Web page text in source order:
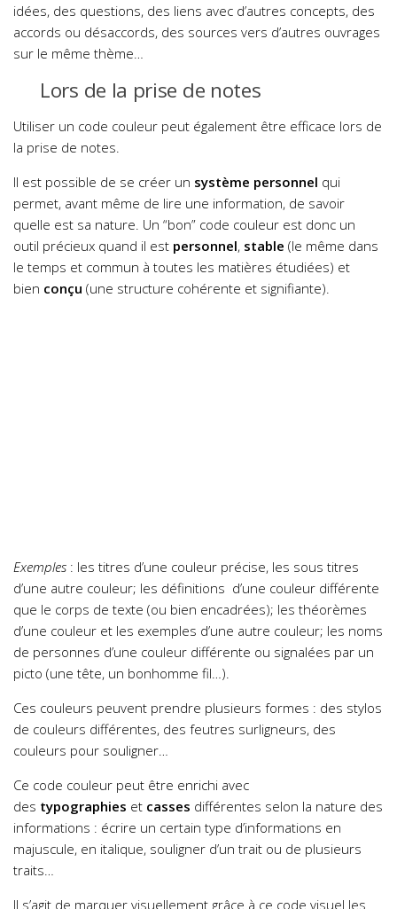
idées, des questions, des liens avec d’autres concepts, des
accords ou désaccords, des sources vers d’autres ouvrages
sur le même thème…
Lors de la prise de notes
Utiliser un code couleur peut également être efficace lors de
la prise de notes.
ll est possible de se créer un système personnel qui
permet, avant même de lire une information, de savoir
quelle est sa nature. Un “bon” code couleur est donc un
outil précieux quand il est personnel, stable (le même dans
le temps et commun à toutes les matières étudiées) et
bien conçu (une structure cohérente et signifiante).
Exemples : les titres d’une couleur précise, les sous titres
d’une autre couleur; les définitions d’une couleur différente
que le corps de texte (ou bien encadrées); les théorèmes
d’une couleur et les exemples d’une autre couleur; les noms
de personnes d’une couleur différente ou signalées par un
picto (une tête, un bonhomme fil…).
Ces couleurs peuvent prendre plusieurs formes : des stylos
de couleurs différentes, des feutres surligneurs, des
couleurs pour souligner…
Ce code couleur peut être enrichi avec
des typographies et casses différentes selon la nature des
informations : écrire un certain type d’informations en
majuscule, en italique, souligner d’un trait ou de plusieurs
traits…
Il s’agit de marquer visuellement grâce à ce code visuel les